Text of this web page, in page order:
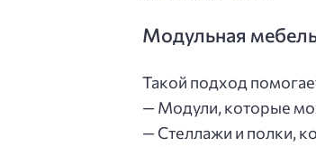
Модульная
Такой подход
— Модули, которые
— Стеллажи и полки,